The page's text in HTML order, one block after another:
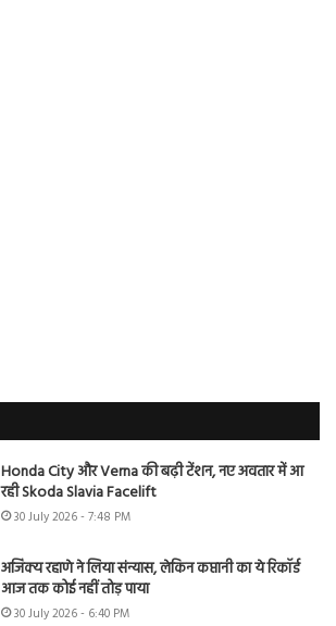
Honda City और Verna की बढ़ी टेंशन, नए अवतार में आ
रही Skoda Slavia Facelift
30 July 2026 - 7:48 PM
अजिंक्य रहाणे ने लिया संन्यास, लेकिन कप्तानी का ये रिकॉर्ड
आज तक कोई नहीं तोड़ पाया
30 July 2026 - 6:40 PM